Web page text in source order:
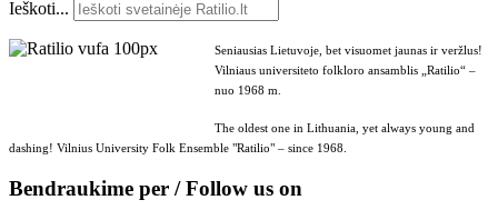
Ieškoti...
Seniausias Lietuvoje, bet visuomet jaunas ir veržlus!
Vilniaus universiteto folkloro ansamblis „Ratilio“ –
nuo 1968 m.
The oldest one in Lithuania, yet always young and
dashing! Vilnius University Folk Ensemble "Ratilio" – since 1968.
Bendraukime per / Follow us on